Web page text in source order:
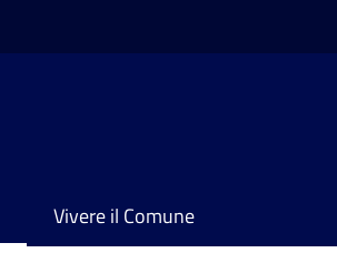
Vivere il Comune